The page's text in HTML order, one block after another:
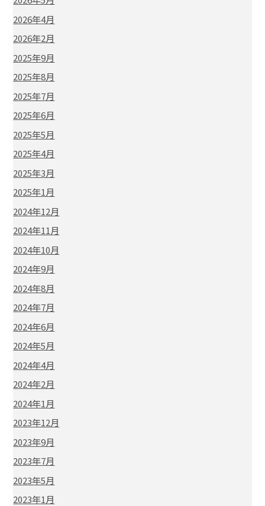
2026年4月
2026年2月
2025年9月
2025年8月
2025年7月
2025年6月
2025年5月
2025年4月
2025年3月
2025年1月
2024年12月
2024年11月
2024年10月
2024年9月
2024年8月
2024年7月
2024年6月
2024年5月
2024年4月
2024年2月
2024年1月
2023年12月
2023年9月
2023年7月
2023年5月
2023年1月